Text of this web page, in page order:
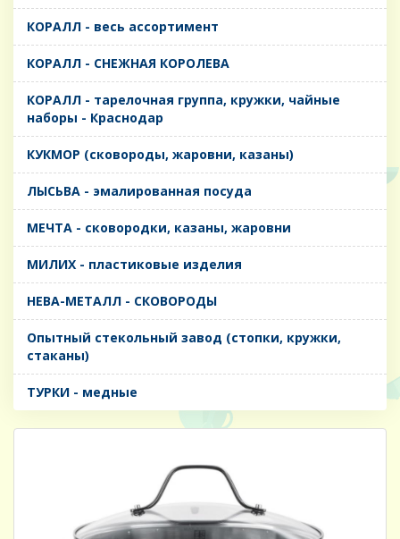
КОРАЛЛ - весь ассортимент
КОРАЛЛ - СНЕЖНАЯ КОРОЛЕВА
КОРАЛЛ - тарелочная группа, кружки, чайные
наборы - Краснодар
КУКМОР (сковороды, жаровни, казаны)
ЛЫСЬВА - эмалированная посуда
МЕЧТА - сковородки, казаны, жаровни
МИЛИХ - пластиковые изделия
НЕВА-МЕТАЛЛ - СКОВОРОДЫ
Опытный стекольный завод (стопки, кружки,
стаканы)
ТУРКИ - медные